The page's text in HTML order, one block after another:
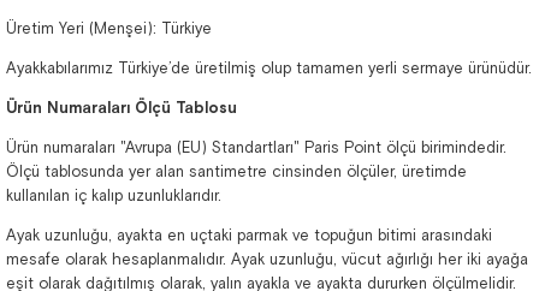
Üretim Yeri (Menşei): Türkiye
Ayakkabılarımız Türkiye’de üretilmiş olup tamamen yerli sermaye ürünüdür.
Ürün Numaraları Ölçü Tablosu
Ürün numaraları "Avrupa (EU) Standartları" Paris Point ölçü birimindedir.
Ölçü tablosunda yer alan santimetre cinsinden ölçüler, üretimde
kullanılan iç kalıp uzunluklarıdır.
Ayak uzunluğu, ayakta en uçtaki parmak ve topuğun bitimi arasındaki
mesafe olarak hesaplanmalıdır. Ayak uzunluğu, vücut ağırlığı her iki ayağa
eşit olarak dağıtılmış olarak, yalın ayakla ve ayakta dururken ölçülmelidir.